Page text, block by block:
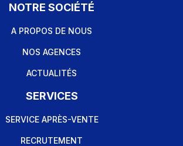
NOTRE SOCIÉTÉ
A PROPOS DE NOUS
NOS AGENCES
ACTUALITÉS
SERVICES
SERVICE APRÈS-VENTE
RECRUTEMENT